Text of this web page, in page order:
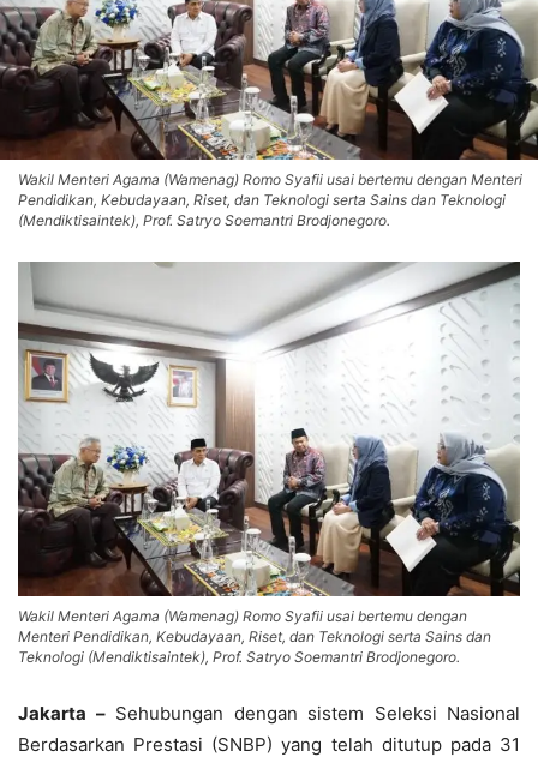
Wakil Menteri Agama (Wamenag) Romo Syafii usai bertemu dengan Menteri
Pendidikan, Kebudayaan, Riset, dan Teknologi serta Sains dan Teknologi
(Mendiktisaintek), Prof. Satryo Soemantri Brodjonegoro.
Wakil Menteri Agama (Wamenag) Romo Syafii usai bertemu dengan
Menteri Pendidikan, Kebudayaan, Riset, dan Teknologi serta Sains dan
Teknologi (Mendiktisaintek), Prof. Satryo Soemantri Brodjonegoro.
Jakarta –Sehubungan dengan sistem Seleksi Nasional
Berdasarkan Prestasi (SNBP) yang telah ditutup pada 31